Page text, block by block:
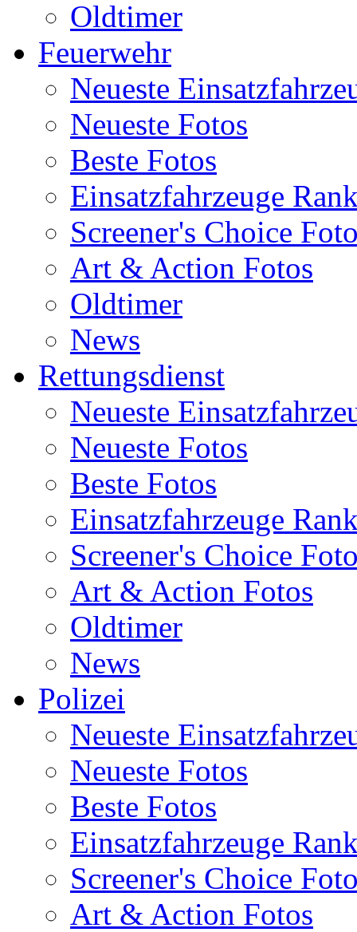
Oldtimer
Feuerwehr
Neueste
Neueste Fotos
Beste Fotos
Einsatzfahrzeuge
Screener's Choice
Art & Action Fotos
Oldtimer
News
Rettungsdienst
Neueste
Neueste Fotos
Beste Fotos
Einsatzfahrzeuge
Screener's Choice
Art & Action Fotos
Oldtimer
News
Polizei
Neueste
Neueste Fotos
Beste Fotos
Einsatzfahrzeuge
Screener's Choice
Art & Action Fotos